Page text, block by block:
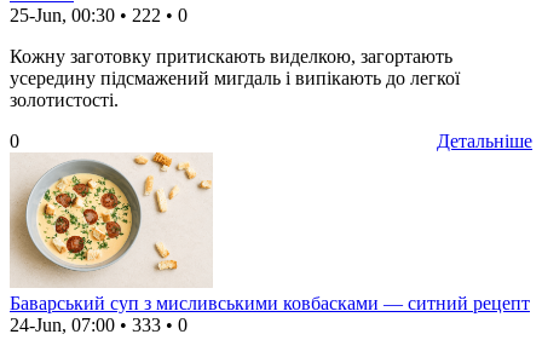
25-Jun, 00:30 • 222 • 0
Кожну заготовку притискають виделкою, загортають
усередину підсмажений мигдаль і випікають до легкої
золотистості.
Детальніше
0
Баварський суп з мисливськими ковбасками — ситний рецепт
24-Jun, 07:00 • 333 • 0